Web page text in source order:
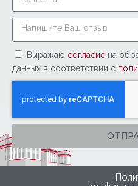
Выражаю согласие на
данных в соответствии с